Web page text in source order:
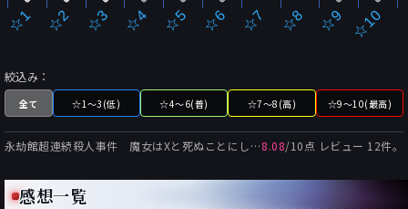
☆1 ☆2 ☆3 ☆4 ☆5 ☆6 ☆7 ☆8 ☆9 ☆10
絞込み：
全て ☆1～3(低) ☆4～6(普) ☆7～8(高) ☆9～10(最高)
永劫館超連続殺人事件 魔女はXと死ぬことにしたの総合評価:
8.08/10点 レビュー 12件。
感想一覧